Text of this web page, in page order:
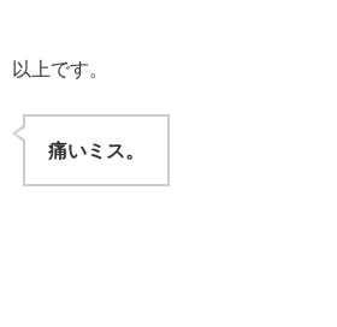
以上です。
痛いミス。